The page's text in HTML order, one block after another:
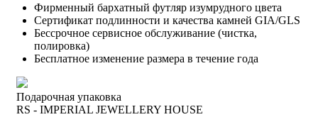
Фирменный бархатный футляр изумрудного цвета
Сертификат подлинности и качества камней GIA/GLS
Бессрочное сервисное обслуживание (чистка,
полировка)
Бесплатное изменение размера в течение года
Подарочная упаковка
RS - IMPERIAL JEWELLERY HOUSE